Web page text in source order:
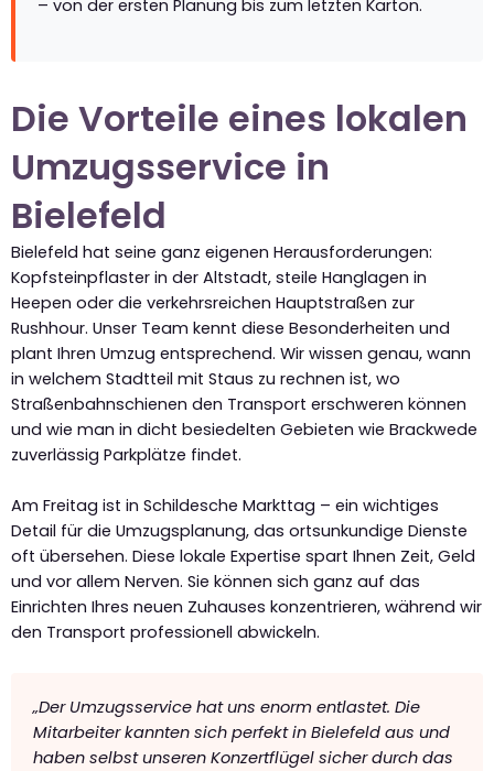
– von der ersten Planung bis zum letzten Karton.
Die Vorteile eines lokalen
Umzugsservice in
Bielefeld
Bielefeld hat seine ganz eigenen Herausforderungen:
Kopfsteinpflaster in der Altstadt, steile Hanglagen in
Heepen oder die verkehrsreichen Hauptstraßen zur
Rushhour. Unser Team kennt diese Besonderheiten und
plant Ihren Umzug entsprechend. Wir wissen genau, wann
in welchem Stadtteil mit Staus zu rechnen ist, wo
Straßenbahnschienen den Transport erschweren können
und wie man in dicht besiedelten Gebieten wie Brackwede
zuverlässig Parkplätze findet.
Am Freitag ist in Schildesche Markttag – ein wichtiges
Detail für die Umzugsplanung, das ortsunkundige Dienste
oft übersehen. Diese lokale Expertise spart Ihnen Zeit, Geld
und vor allem Nerven. Sie können sich ganz auf das
Einrichten Ihres neuen Zuhauses konzentrieren, während wir
den Transport professionell abwickeln.
„Der Umzugsservice hat uns enorm entlastet. Die
Mitarbeiter kannten sich perfekt in Bielefeld aus und
haben selbst unseren Konzertflügel sicher durch das